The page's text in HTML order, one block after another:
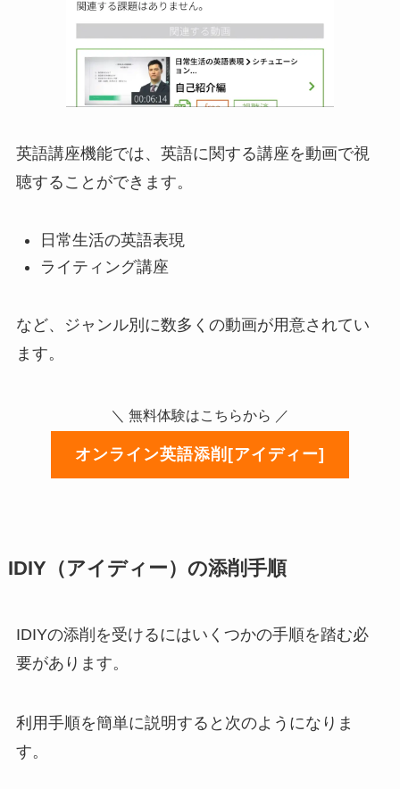
英語講座機能では、英語に関する講座を動画で視
聴することができます。
日常生活の英語表現
ライティング講座
など、ジャンル別に数多くの動画が用意されてい
ます。
＼ 無料体験はこちらから ／
オンライン英語添削[アイディー]
IDIY（アイディー）の添削手順
IDIYの添削を受けるにはいくつかの手順を踏む必
要があります。
利用手順を簡単に説明すると次のようになりま
す。